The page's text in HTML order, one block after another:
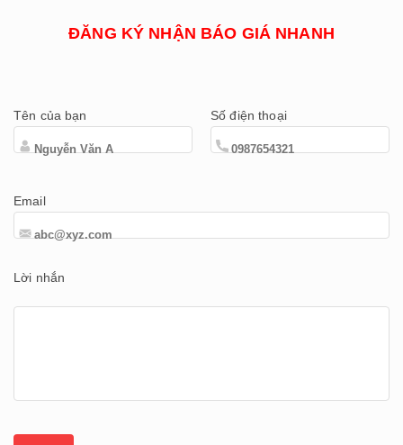
ĐĂNG KÝ NHẬN BÁO GIÁ NHANH
Tên của bạn Số điện thoại
Email
Lời nhắn